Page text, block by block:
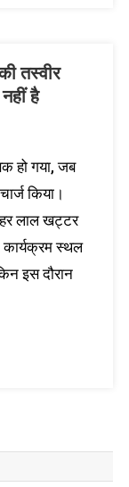
तस्वीर
है
से
हो गया, जब
किया।
लाल खट्टर
स्थल
इस दौरान